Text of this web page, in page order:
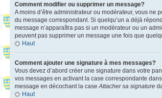
Comment modifier ou supprimer un message?
A moins d’être administrateur ou modérateur, vous
du message correspondant. Si quelqu’un a déjà
message n’apparaîtra pas si un modérateur ou un
peuvent pas supprimer un message une fois que
Haut
Comment ajouter une signature à mes messages?
Vous devez d’abord créer une signature dans votre
vos messages en activant la case correspondante
message en décochant la case Attacher sa signature
Haut